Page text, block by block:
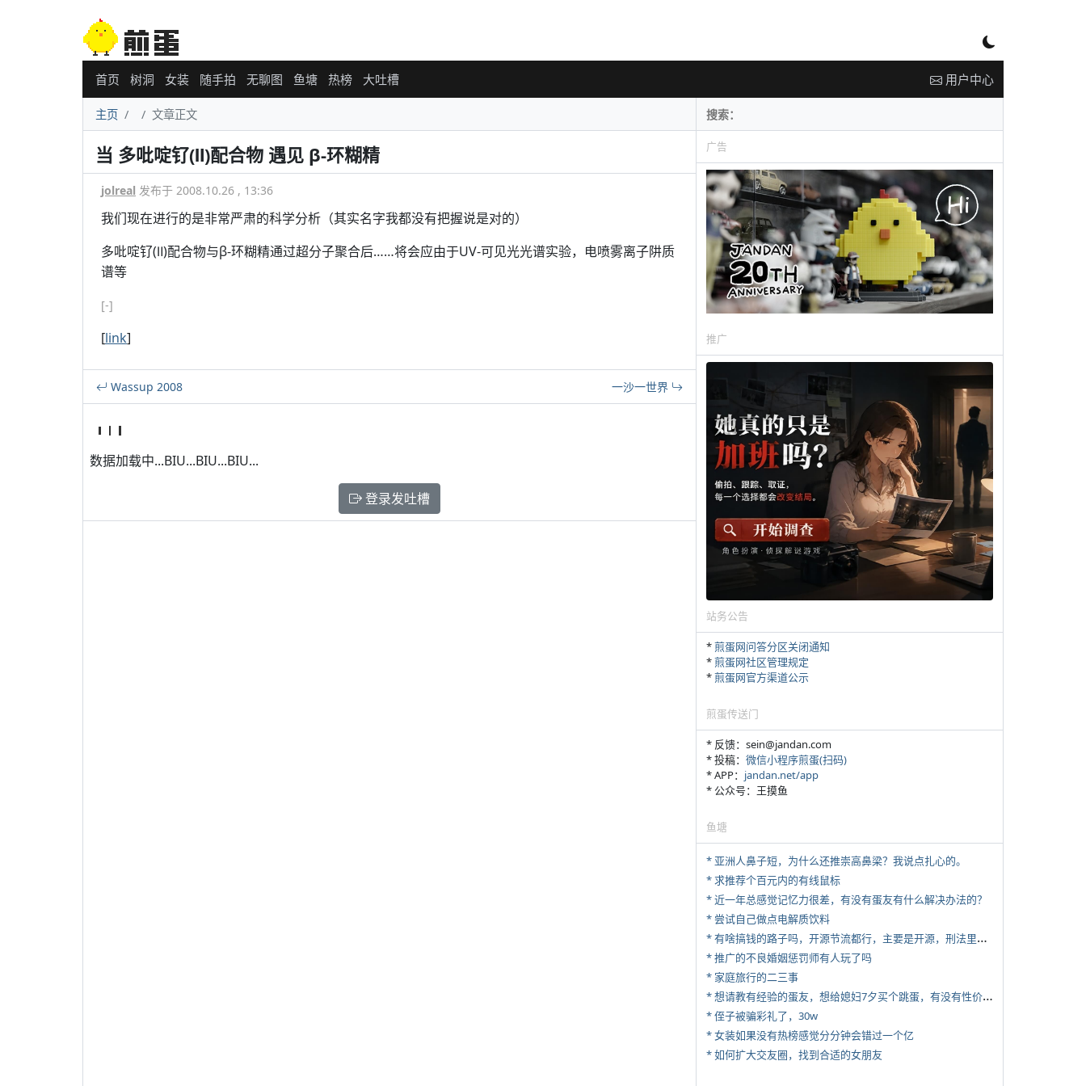
首页 树洞 女装 随手拍 无聊图 鱼塘 热榜 大吐槽 用户中心
主页 文章正文
当 多吡啶钌(Ⅱ)配合物 遇见 β-环糊精
jolreal 发布于 2008.10.26 , 13:36
我们现在进行的是非常严肃的科学分析（其实名字我都没有把握说是对的）
多吡啶钌(Ⅱ)配合物与β-环糊精通过超分子聚合后……将会应由于UV-可见光光谱实验，电喷雾离子阱质
谱等
[-]
[link]
Wassup 2008 一沙一世界
数据加载中...BIU...BIU...BIU...
登录发吐槽
广告
推广
站务公告
*煎蛋网问答分区关闭通知
*煎蛋网社区管理规定
*煎蛋网官方渠道公示
煎蛋传送门
* 反馈：sein@jandan.com
* 投稿： 微信小程序煎蛋(扫码)
* APP： jandan.net/app
* 公众号：王摸鱼
鱼塘
* 亚洲人鼻子短，为什么还推崇高鼻梁？我说点扎心的。
* 求推荐个百元内的有线鼠标
* 近一年总感觉记忆力很差，有没有蛋友有什么解决办法的？
* 尝试自己做点电解质饮料
*
有啥搞钱的路子吗，开源节流都行，主要是开源，刑法里的咱不做
* 推广的不良婚姻惩罚师有人玩了吗
* 家庭旅行的二三事
*
想请教有经验的蛋友，想给媳妇7夕买个跳蛋，有没有性价比高的推荐
* 侄子被骗彩礼了，30w
* 女装如果没有热榜感觉分分钟会错过一个亿
* 如何扩大交友圈，找到合适的女朋友